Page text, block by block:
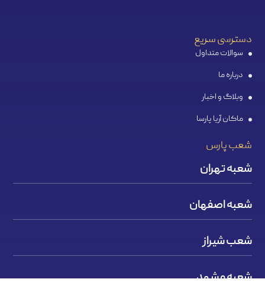
دسترسی سریع
سوالات متداول
درباره ما
وبلاگ و اخبار
ماکان آریا پارسا
شعب پارس
شعبه تهران
شعبه اصفهان
شعب شیراز
شعبه مشهد